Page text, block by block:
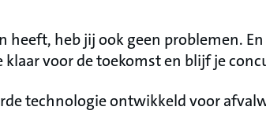
heeft, heb jij ook geen problemen.
voor de toekomst en blijf je
technologie ontwikkeld voor